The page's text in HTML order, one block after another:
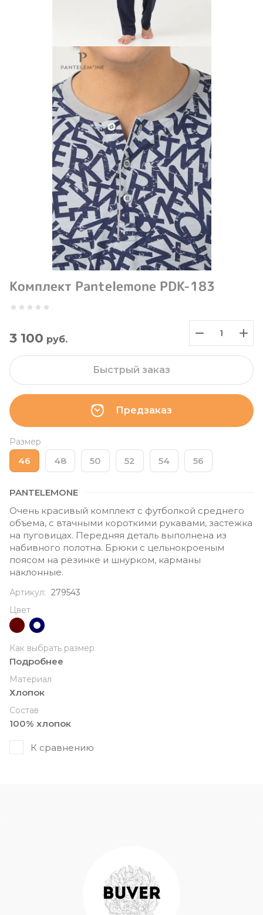
Комплект Pantelemone PDK-183
3 100 руб.
Предзаказ
Быстрый заказ
Размер
46 48 50 52 54 56
PANTELEMONE
Очень красивый комплект с футболкой среднего
объема, с втачными короткими рукавами, застежка
на пуговицах. Передняя деталь выполнена из
набивного полотна. Брюки с цельнокроеным
поясом на резинке и шнурком, карманы
наклонные.
Артикул: 279543
Цвет
Как выбрать размер
Подробнее
Материал
Хлопок
Состав
100% хлопок
К сравнению